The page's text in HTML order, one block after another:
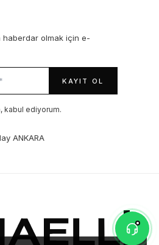
haberdar olmak için e-
KAYIT OL
kabul ediyorum.
ANKARA